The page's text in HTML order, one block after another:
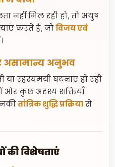
मिल रही हो, तो अयुष
करते हैं, जो विजय एवं
असामान्य अनुभव
रहस्यमयी घटनाएं हो रही
ओर कुछ अदृश्य शक्तियाँ
तांत्रिक शुद्धि प्रक्रिया से
की विशेषताएं